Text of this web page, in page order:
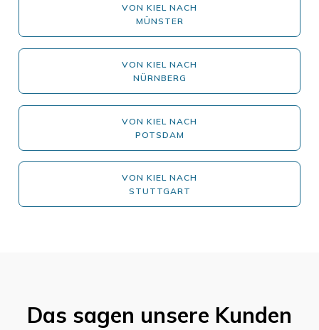
VON KIEL NACH
MÜNSTER
VON KIEL NACH
NÜRNBERG
VON KIEL NACH
POTSDAM
VON KIEL NACH
STUTTGART
Das sagen unsere Kunden